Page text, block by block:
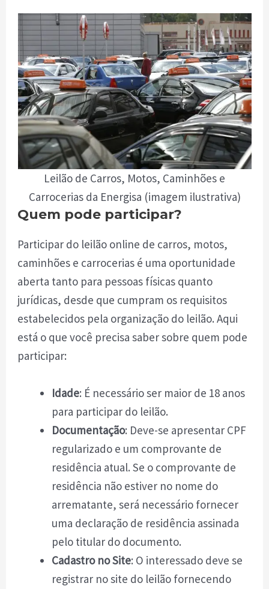
Leilão de Carros, Motos, Caminhões e
Carrocerias da Energisa (imagem ilustrativa)
Quem pode participar?
Participar do leilão online de carros, motos,
caminhões e carrocerias é uma oportunidade
aberta tanto para pessoas físicas quanto
jurídicas, desde que cumpram os requisitos
estabelecidos pela organização do leilão. Aqui
está o que você precisa saber sobre quem pode
participar:
Idade: É necessário ser maior de 18 anos
para participar do leilão.
Documentação: Deve-se apresentar CPF
regularizado e um comprovante de
residência atual. Se o comprovante de
residência não estiver no nome do
arrematante, será necessário fornecer
uma declaração de residência assinada
pelo titular do documento.
Cadastro no Site: O interessado deve se
registrar no site do leilão fornecendo